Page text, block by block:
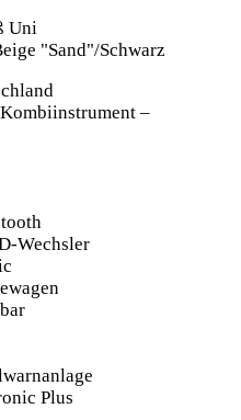
Uni
"Sand"/Schwarz
–
Wechsler
Plus